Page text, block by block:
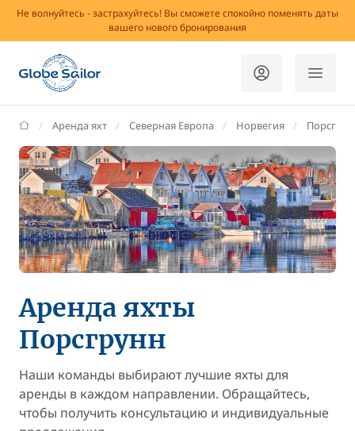
Не волнуйтесь - застрахуйтесь! Вы сможете спокойно поменять даты
вашего нового бронирования
GlobeSailor
Аренда яхт Северная Европа Норвегия
Аренда яхты
Порсгрунн
Наши команды выбирают лучшие яхты для
аренды в каждом направлении. Обращайтесь,
чтобы получить консультацию и индивидуальные